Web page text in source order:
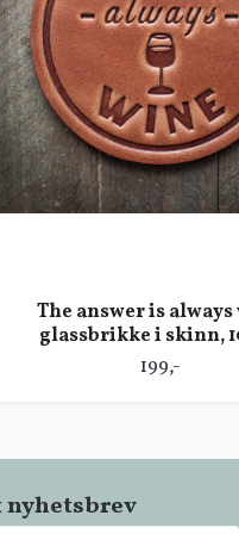
The answer is
glassbrikke i skinn,
199,-
nyhetsbrev